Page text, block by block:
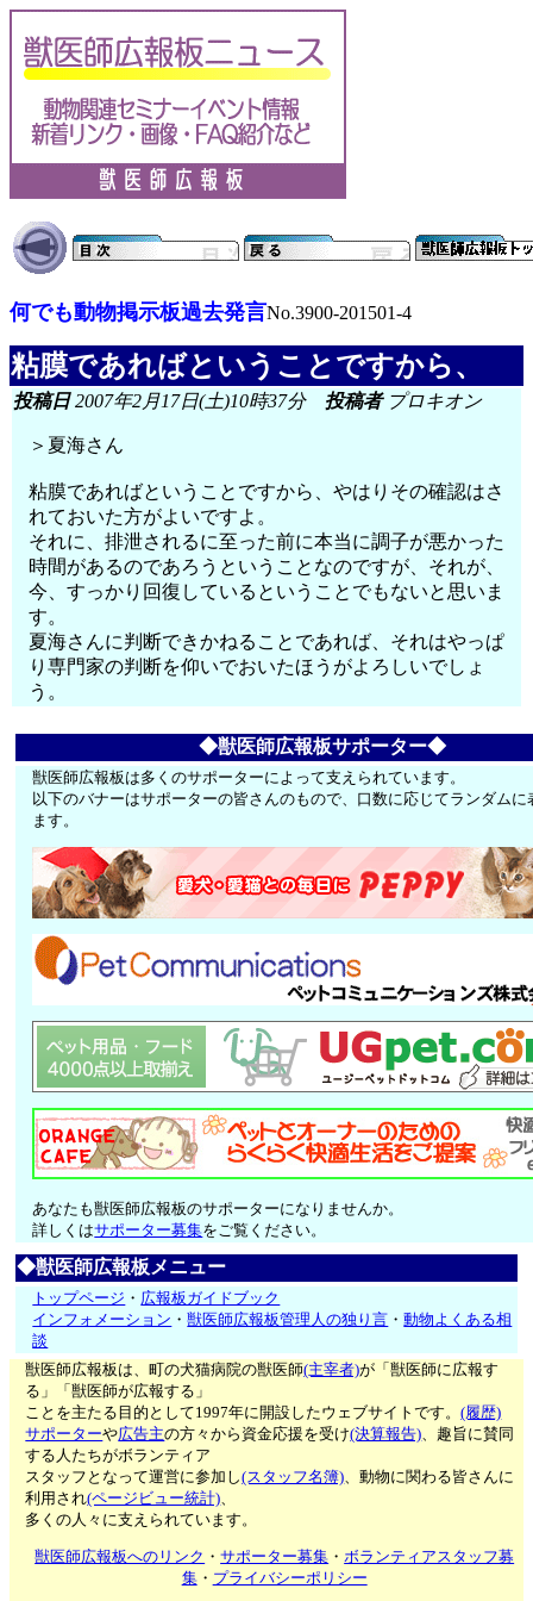
何でも動物掲示板過去発言No.3900-201501-4
粘膜であればということですから、
投稿日2007年2月17日(土)10時37分 投稿者プロキオン
＞夏海さん
粘膜であればということですから、やはりその確認はさ
れておいた方がよいですよ。
それに、排泄されるに至った前に本当に調子が悪かった
時間があるのであろうということなのですが、それが、
今、すっかり回復しているということでもないと思いま
す。
夏海さんに判断できかねることであれば、それはやっぱ
り専門家の判断を仰いでおいたほうがよろしいでしょ
う。
◆獣医師広報板サポーター◆
獣医師広報板は多くのサポーターによって支えられています。
以下のバナーはサポーターの皆さんのもので、口数に応じてランダムに
ます。
あなたも獣医師広報板のサポーターになりませんか。
詳しくはサポーター募集をご覧ください。
◆獣医師広報板メニュー
トップページ ・ 広報板ガイドブック
インフォメーション ・獣医師広報板管理人の独り言 ・動物よくある相
談
獣医師広報板は、町の犬猫病院の獣医師(主宰者)が「獣医師に広報す
る」「獣医師が広報する」
ことを主たる目的として1997年に開設したウェブサイトです。(履歴)
サポーターや広告主の方々から資金応援を受け(決算報告)、趣旨に賛同
する人たちがボランティア
スタッフとなって運営に参加し(スタッフ名簿)、動物に関わる皆さんに
利用され(ページビュー統計)、
多くの人々に支えられています。
獣医師広報板へのリンク ・サポーター募集 ・ボランティアスタッフ募
集・ プライバシーポリシー